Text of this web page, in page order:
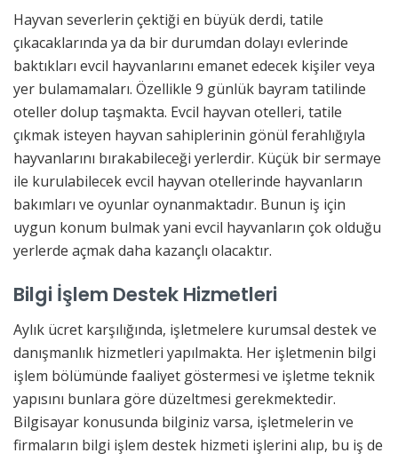
Hayvan severlerin çektiği en büyük derdi, tatile
çıkacaklarında ya da bir durumdan dolayı evlerinde
baktıkları evcil hayvanlarını emanet edecek kişiler veya
yer bulamamaları. Özellikle 9 günlük bayram tatilinde
oteller dolup taşmakta. Evcil hayvan otelleri, tatile
çıkmak isteyen hayvan sahiplerinin gönül ferahlığıyla
hayvanlarını bırakabileceği yerlerdir. Küçük bir sermaye
ile kurulabilecek evcil hayvan otellerinde hayvanların
bakımları ve oyunlar oynanmaktadır. Bunun iş için
uygun konum bulmak yani evcil hayvanların çok olduğu
yerlerde açmak daha kazançlı olacaktır.
Bilgi İşlem Destek Hizmetleri
Aylık ücret karşılığında, işletmelere kurumsal destek ve
danışmanlık hizmetleri yapılmakta. Her işletmenin bilgi
işlem bölümünde faaliyet göstermesi ve işletme teknik
yapısını bunlara göre düzeltmesi gerekmektedir.
Bilgisayar konusunda bilginiz varsa, işletmelerin ve
firmaların bilgi işlem destek hizmeti işlerini alıp, bu iş de